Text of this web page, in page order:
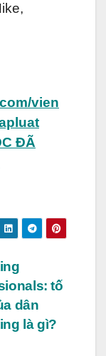
vien
ĐÃ
tố
dân
là gì?